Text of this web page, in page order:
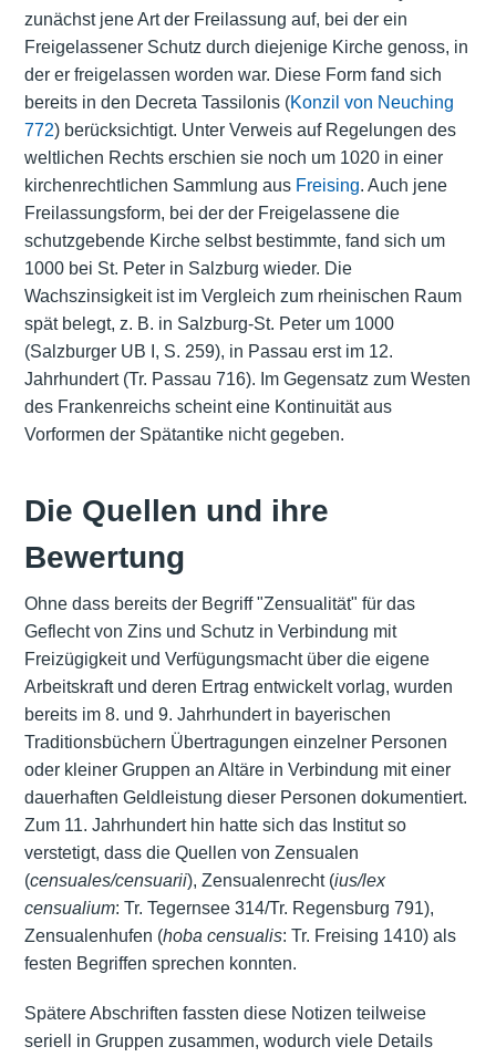
zunächst jene Art der Freilassung auf, bei der ein
Freigelassener Schutz durch diejenige Kirche genoss, in
der er freigelassen worden war. Diese Form fand sich
bereits in den Decreta Tassilonis(Konzil von Neuching
772) berücksichtigt. Unter Verweis auf Regelungen des
weltlichen Rechts erschien sie noch um 1020 in einer
kirchenrechtlichen Sammlung aus Freising. Auch jene
Freilassungsform, bei der der Freigelassene die
schutzgebende Kirche selbst bestimmte, fand sich um
1000 bei St. Peter in Salzburg wieder. Die
Wachszinsigkeit ist im Vergleich zum rheinischen Raum
spät belegt, z. B. in Salzburg-St. Peter um 1000
(Salzburger UB I, S. 259), in Passau erst im 12.
Jahrhundert (Tr. Passau 716). Im Gegensatz zum Westen
des Frankenreichs scheint eine Kontinuität aus
Vorformen der Spätantike nicht gegeben.
Die Quellen und ihre
Bewertung
Ohne dass bereits der Begriff "Zensualität" für das
Geflecht von Zins und Schutz in Verbindung mit
Freizügigkeit und Verfügungsmacht über die eigene
Arbeitskraft und deren Ertrag entwickelt vorlag, wurden
bereits im 8. und 9. Jahrhundert in bayerischen
Traditionsbüchern Übertragungen einzelner Personen
oder kleiner Gruppen an Altäre in Verbindung mit einer
dauerhaften Geldleistung dieser Personen dokumentiert.
Zum 11. Jahrhundert hin hatte sich das Institut so
verstetigt, dass die Quellen von Zensualen
(censuales/censuarii), Zensualenrecht (ius/lex
censualium: Tr. Tegernsee 314/Tr. Regensburg 791),
Zensualenhufen (hoba censualis: Tr. Freising 1410) als
festen Begriffen sprechen konnten.
Spätere Abschriften fassten diese Notizen teilweise
seriell in Gruppen zusammen, wodurch viele Details